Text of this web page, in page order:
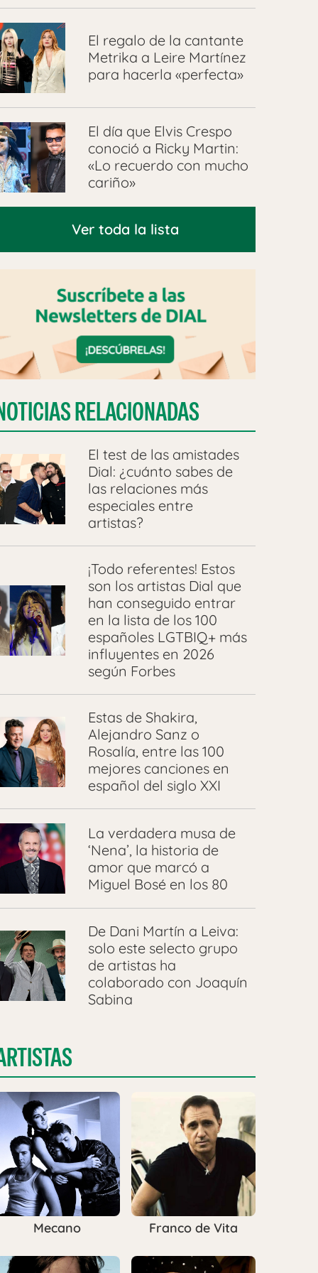
El regalo de la cantante
Metrika a Leire Martínez
para hacerla «perfecta»
El día que Elvis Crespo
conoció a Ricky Martin:
«Lo recuerdo con mucho
cariño»
Ver toda la lista
RELACIONADAS
El test de las amistades
Dial: ¿cuánto sabes de
las relaciones más
especiales entre
artistas?
¡Todo referentes! Estos
son los artistas Dial que
han conseguido entrar
en la lista de los 100
españoles LGTBIQ+ más
influyentes en 2026
según Forbes
Estas de Shakira,
Alejandro Sanz o
Rosalía, entre las 100
mejores canciones en
español del siglo XXI
La verdadera musa de
‘Nena’, la historia de
amor que marcó a
Miguel Bosé en los 80
De Dani Martín a Leiva:
solo este selecto grupo
de artistas ha
colaborado con Joaquín
Sabina
Mecano Franco de Vita